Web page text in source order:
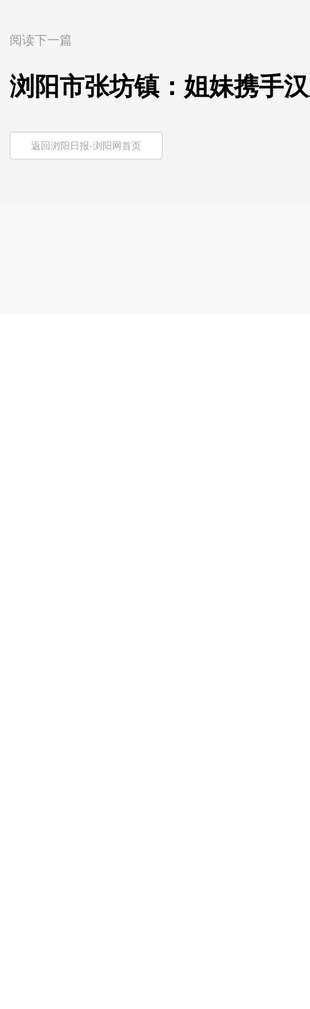
阅读下一篇
浏阳市张坊镇：姐妹携手
返回浏阳日报-浏阳网首页